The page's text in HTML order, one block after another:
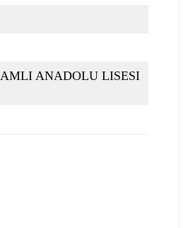
ANADOLU LISESI